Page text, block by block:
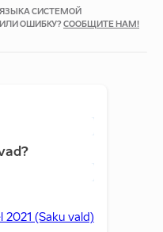
ЯЗЫКА СИСТЕМОЙ
ОШИБКУ? СООБЩИТЕ НАМ!
2021 (Saku vald)